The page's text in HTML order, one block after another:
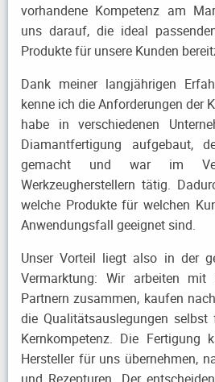
vorhandene Kompetenz am
uns darauf, die ideal
Produkte für unsere Kunden
Dank meiner langjährigen
kenne ich die Anforderungen der
habe in verschiedenen
Diamantfertigung aufgebaut,
gemacht und war im
Werkzeugherstellern tätig.
welche Produkte für welchen
Anwendungsfall geeignet sind.
Unser Vorteil liegt also in der
Vermarktung: Wir arbeiten mit
Partnern zusammen, kaufen
die Qualitätsauslegungen
Kernkompetenz. Die Fertigung
Hersteller für uns übernehmen,